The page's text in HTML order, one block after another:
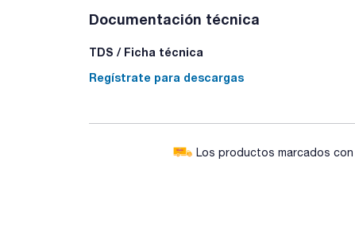
Documentación técnica
TDS / Ficha técnica
Regístrate para descargas
Los productos marcados